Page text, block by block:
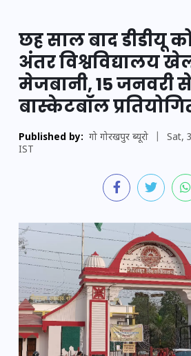
छह साल बाद डीडीयू
अंतर विश्वविद्यालय
मेजबानी, 15 जनवरी से
बास्केटबॉल
Published by: गो गोरखपुर ब्यूरो
Sat,
IST